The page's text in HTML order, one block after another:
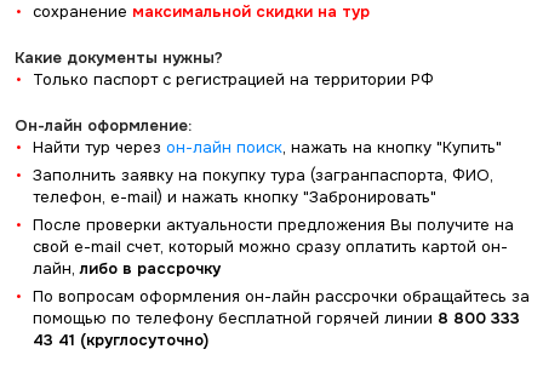
cохранение максимальной скидки на тур
Какие документы нужны?
Только паспорт с регистрацией на территории РФ
Он-лайн оформление:
Найти тур через он-лайн поиск, нажать на кнопку "Купить"
Заполнить заявку на покупку тура (загранпаспорта, ФИО,
телефон, e-mail) и нажать кнопку "Забронировать"
После проверки актуальности предложения Вы получите на
свой e-mail счет, который можно сразу оплатить картой он-
лайн,либо в рассрочку
По вопросам оформления он-лайн рассрочки обращайтесь за
помощью по телефону бесплатной горячей линии 8 800 333
43 41 (круглосуточно)